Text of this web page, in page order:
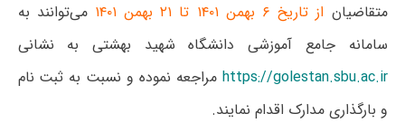
متقاضیان از تاریخ ۶ بهمن ۱۴۰۱ تا ۲۱ بهمن ۱۴۰۱
می‌توانند به
سامانه جامع آموزشی دانشگاه شهید بهشتی به نشانی
https://golestan.sbu.ac.ir مراجعه نموده و نسبت به ثبت نام
و بارگذاری مدارک اقدام نمایند.